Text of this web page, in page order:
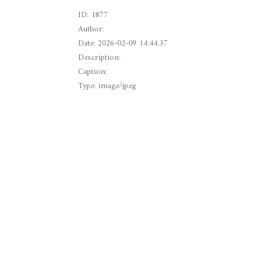
ID: 1877
Author:
Date: 2026-02-09 14:44:37
Description:
Caption:
Type: image/jpeg